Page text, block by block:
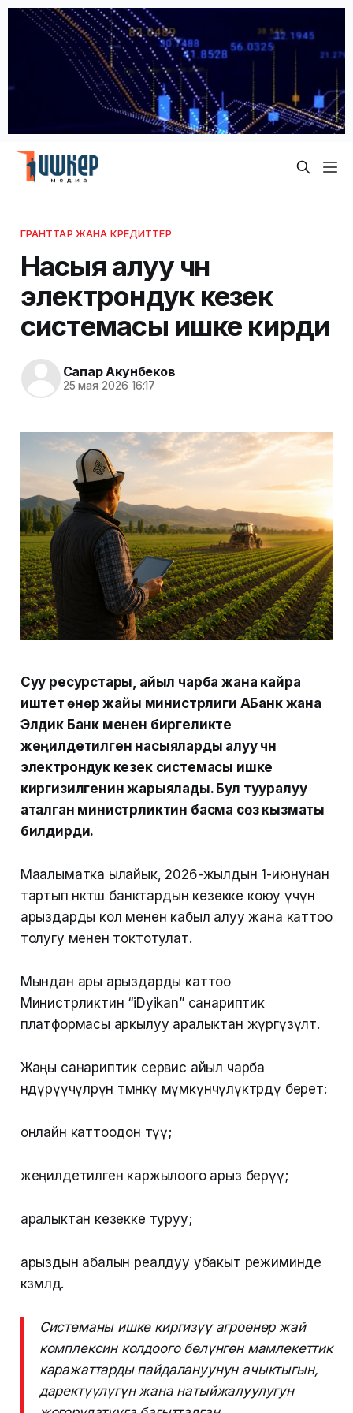
ГРАНТТАР ЖАНА КРЕДИТТЕР
Насыя алуу үчүн
электрондук кезек
системасы ишке кирди
Сапар Акунбеков
25 мая 2026 16:17
Суу ресурстары, айыл чарба жана кайра
иштетүү өнөр жайы министрлиги АБанк жана
Элдик Банк менен биргеликте
жеңилдетилген насыяларды алуу үчүн
электрондук кезек системасы ишке
киргизилгенин жарыялады. Бул тууралуу
аталган министрликтин басма сөз кызматы
билдирди.
Маалыматка ылайык, 2026-жылдын 1-июнунан
тартып өнөктөш банктардын кезекке коюу үчүн
арыздарды кол менен кабыл алуу жана каттоо
толугу менен токтотулат.
Мындан ары арыздарды каттоо
Министрликтин “iDyikan” санариптик
платформасы аркылуу аралыктан жүргүзүлөт.
Жаңы санариптик сервис айыл чарба
өндүрүүчүлөрүнө төмөнкү мүмкүнчүлүктөрдү берет:
онлайн каттоодон өтүү;
жеңилдетилген каржылоого арыз берүү;
аралыктан кезекке туруу;
арыздын абалын реалдуу убакыт режиминде
көзөмөлдөө.
Системаны ишке киргизүү агроөнөр жай
комплексин колдоого бөлүнгөн мамлекеттик
каражаттарды пайдалануунун ачыктыгын,
даректүүлүгүн жана натыйжалуулугун